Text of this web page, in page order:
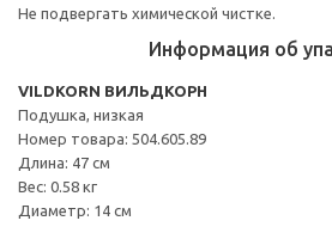
Не подвергать химической чистке.
Информация об
VILDKORN ВИЛЬДКОРН
Подушка, низкая
Номер товара: 504.605.89
Длина: 47 см
Вес: 0.58 кг
Диаметр: 14 см